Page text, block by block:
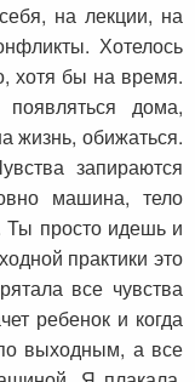
на лекции, на
Хотелось
хотя бы на время.
дома,
жизнь, обижаться.
запираются
машина, тело
Ты просто идешь и
практики это
все чувства
ребенок и когда
выходным, а все